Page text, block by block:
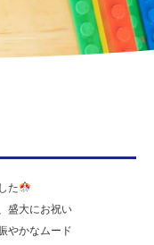
た
盛大にお祝い
やかなムード